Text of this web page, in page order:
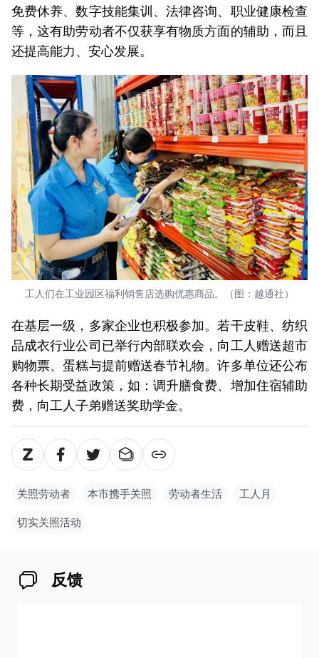
免费休养、数字技能集训、法律咨询、职业健康检查
等，这有助劳动者不仅获享有物质方面的辅助，而且
还提高能力、安心发展。
工人们在工业园区福利销售店选购优惠商品。（图：越通社）
在基层一级，多家企业也积极参加。若干皮鞋、纺织
品成衣行业公司已举行内部联欢会，向工人赠送超市
购物票、蛋糕与提前赠送春节礼物。许多单位还公布
各种长期受益政策，如：调升膳食费、增加住宿辅助
费，向工人子弟赠送奖助学金。
关照劳动者 本市携手关照 劳动者生活 工人月
切实关照活动
反馈